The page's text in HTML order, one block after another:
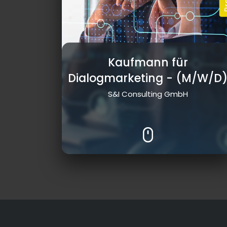
Kaufmann für
Dialogmarketing - (M/W/
S&I Consulting GmbH